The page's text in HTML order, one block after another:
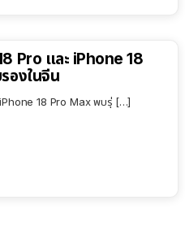
Pro และ iPhone 18
องในจีน
18 Pro Max พบรุ่ […]